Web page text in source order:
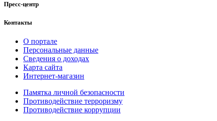
Пресс-центр
Контакты
О портале
Персональные данные
Сведения о доходах
Карта сайта
Интернет-магазин
Памятка личной безопасности
Противодействие терроризму
Противодействие коррупции